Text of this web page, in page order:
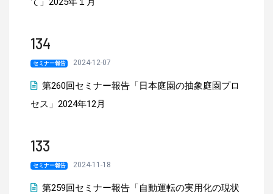
134
セミナー報告 2024-12-07
第260回セミナー報告「日本庭園の抽象庭園プロ
セス」2024年12月
133
セミナー報告 2024-11-18
第259回セミナー報告「自動運転の実用化の現状